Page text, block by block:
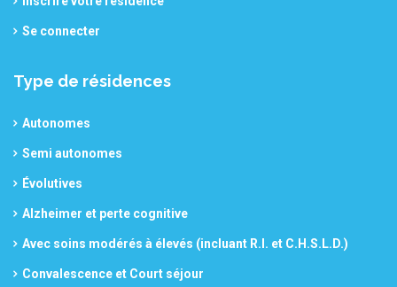
Se connecter
Type de résidences
Autonomes
Semi autonomes
Évolutives
Alzheimer et perte cognitive
Avec soins modérés à élevés (incluant R.I. et C.H.S.L.D.)
Convalescence et Court séjour